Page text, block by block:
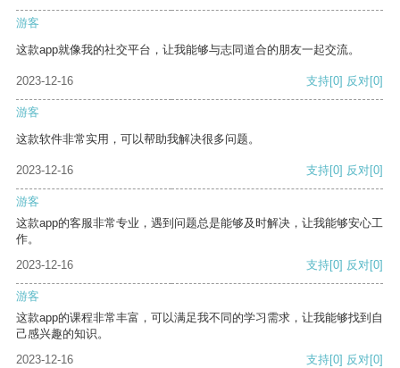
游客
这款app就像我的社交平台，让我能够与志同道合的朋友一起交流。
2023-12-16 支持[0] 反对[0]
游客
这款软件非常实用，可以帮助我解决很多问题。
2023-12-16 支持[0] 反对[0]
游客
这款app的客服非常专业，遇到问题总是能够及时解决，让我能够安心工
作。
2023-12-16
支持[0] 反对[0]
游客
这款app的课程非常丰富，可以满足我不同的学习需求，让我能够找到自
己感兴趣的知识。
2023-12-16
支持[0] 反对[0]